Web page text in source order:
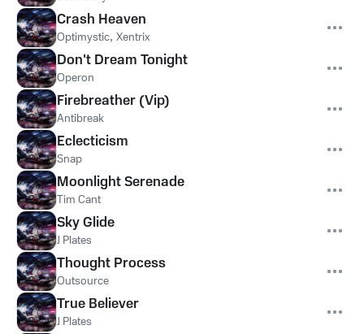
Crash Heaven
Optimystic, Xentrix
Don't Dream Tonight
Operon
Firebreather (Vip)
Antibreak
Eclecticism
Snap
Moonlight Serenade
Tim Cant
Sky Glide
J Plates
Thought Process
Outsource
True Believer
J Plates